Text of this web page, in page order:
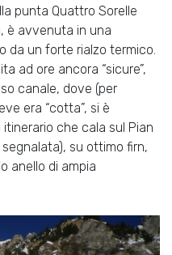
punta Quattro Sorelle
è avvenuta in una
da un forte rialzo termico.
ad ore ancora “sicure”,
canale, dove (per
era “cotta”, si è
che cala sul Pian
segnalata), su ottimo firn,
anello di ampia